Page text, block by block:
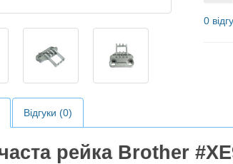
0
Відгуки (0)
рейка Brother